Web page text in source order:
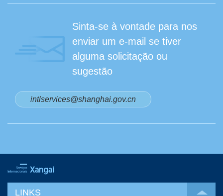
Sinta-se à vontade para nos
enviar um e-mail se tiver
alguma solicitação ou
sugestão
intlservices@shanghai.gov.cn
LINKS